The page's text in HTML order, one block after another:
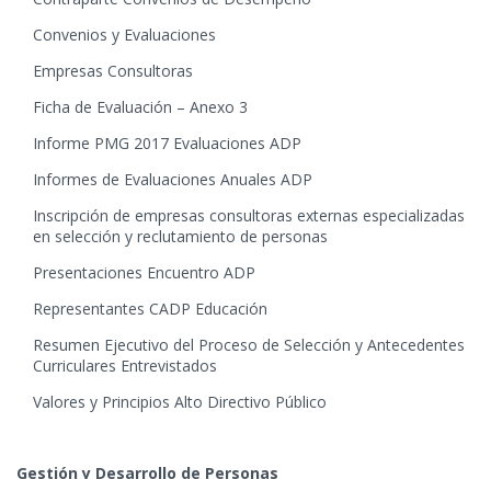
Convenios y Evaluaciones
Empresas Consultoras
Ficha de Evaluación – Anexo 3
Informe PMG 2017 Evaluaciones ADP
Informes de Evaluaciones Anuales ADP
Inscripción de empresas consultoras externas especializadas
en selección y reclutamiento de personas
Presentaciones Encuentro ADP
Representantes CADP Educación
Resumen Ejecutivo del Proceso de Selección y Antecedentes
Curriculares Entrevistados
Valores y Principios Alto Directivo Público
Gestión y Desarrollo de Personas